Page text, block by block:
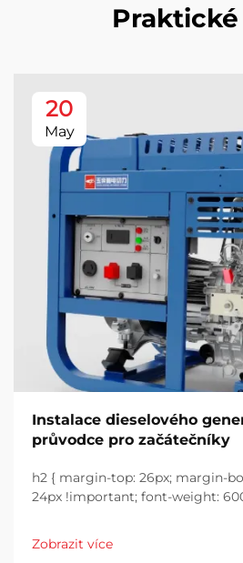
20
May
Instalace dieselového
průvodce pro začátečníky
h2 { margin-top: 26px; margin-
24px !important; font-weight:
font-size: 20px !important; font-
height: ...}
Zobrazit více